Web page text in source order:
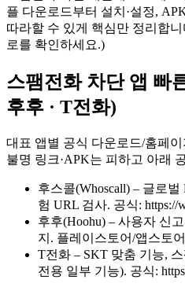
플 다운로드부터 설치·설정,
따라할 수 있게 핵심만 정리합
로를 확인하세요.)
스팸전화 차단 앱 빠
후후 · T전화)
대표 앱별 공식 다운로드/홈페
불명 링크·APK는 피하고 아래
후스콜(Whoscall) – 글로
험 URL 검사. 공식: https://
후후(Hoohu) – 사용자 신
지. 플레이스토어/앱스토
T전화 – SKT 맞춤 기능,
전용 일부 기능). 공식: